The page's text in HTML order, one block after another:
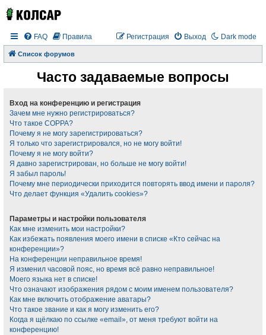
Dark mode
FAQ Правила Выход
Регистрация
Список форумов
Часто задаваемые вопросы
Вход на конференцию и регистрация
Зачем мне нужно регистрироваться?
Что такое COPPA?
Почему я не могу зарегистрироваться?
Я только что зарегистрировался, но не могу войти!
Почему я не могу войти?
Я давно зарегистрирован, но больше не могу войти!
Я забыл пароль!
Почему мне периодически приходится повторять ввод имени и пароля?
Что делает функция «Удалить cookies»?
Параметры и настройки пользователя
Как мне изменить мои настройки?
Как избежать появления моего имени в списке «Кто сейчас на
конференции»?
На конференции неправильное время!
Я изменил часовой пояс, но время всё равно неправильное!
Моего языка нет в списке!
Что означают изображения рядом с моим именем пользователя?
Как мне включить отображение аватары?
Что такое звание и как я могу изменить его?
Когда я щёлкаю по ссылке «email», от меня требуют войти на
конференцию!